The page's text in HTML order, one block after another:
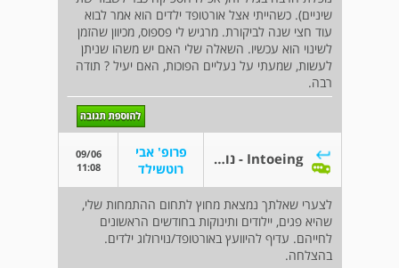
שיניים). כשהייתי אצל אורטופד ילדים הוא אמר לבוא
עוד חצי שנה לביקורת. מרגיש לי פספוס, מכיוון שהזמן
לשינוי הוא עכשיו. השאלה שלי האם יש משהו שניתן
לעשות, שמעתי על נעליים הפוכות, האם יעיל ? תודה
רבה.
Intoeing - נובע ממנח עכוז
פרופ' אבי
רוטשילד
09/06
11:08
לצערי שאלתך נמצאת מחוץ לתחום ההתמחות שלי,
שהיא פגים, יילודים ותינוקות בחודשים הראשונים
לחייהם. עדיף להיוועץ באורטופד/נוירולוג ילדים.
בהצלחה.